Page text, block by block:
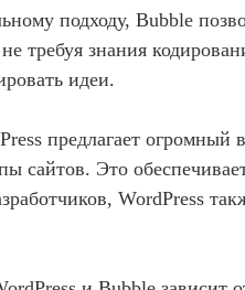
подходу, Bubble
требуя знания
идеи.
предлагает
сайтов. Это
WordPress